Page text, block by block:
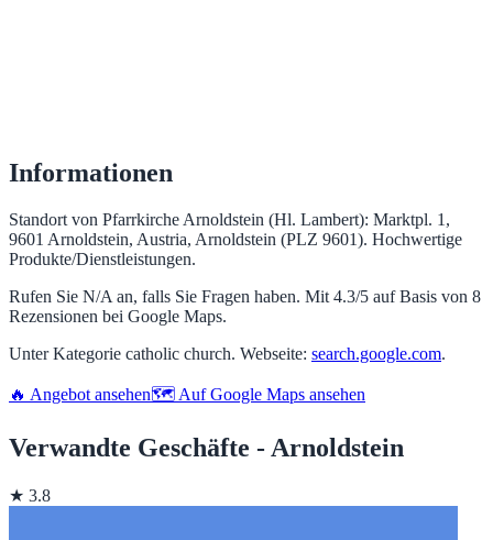
Informationen
Standort von Pfarrkirche Arnoldstein (Hl. Lambert): Marktpl. 1,
9601 Arnoldstein, Austria, Arnoldstein (PLZ 9601). Hochwertige
Produkte/Dienstleistungen.
Rufen Sie N/A an, falls Sie Fragen haben. Mit 4.3/5 auf Basis von 8
Rezensionen bei Google Maps.
Unter Kategorie catholic church. Webseite: search.google.com.
🔥 Angebot ansehen🗺️ Auf Google Maps ansehen
Verwandte Geschäfte - Arnoldstein
★ 3.8